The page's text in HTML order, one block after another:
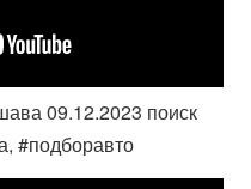
09.12.2023 поиск
#подборавто